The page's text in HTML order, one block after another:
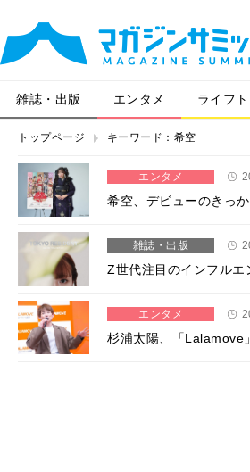
雑誌・出版 エンタメ ライフ
トップページ キーワード：希空
エンタメ
希空、デビューのきっ
雑誌・出版
Z世代注目のインフル
エンタメ
杉浦太陽、「Lalamove